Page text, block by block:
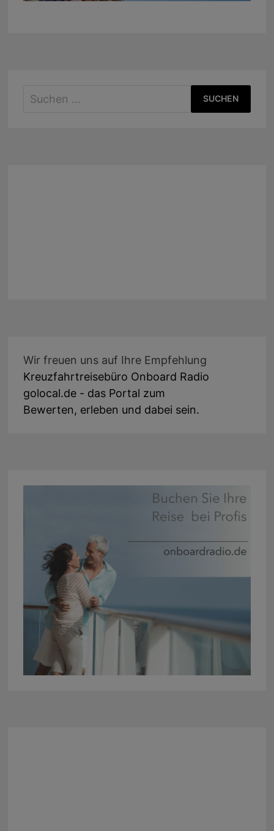
Suchen
Wir freuen uns auf Ihre Empfehlung
Kreuzfahrtreisebüro Onboard Radio
golocal.de - das Portal zum
Bewerten, erleben und dabei sein.